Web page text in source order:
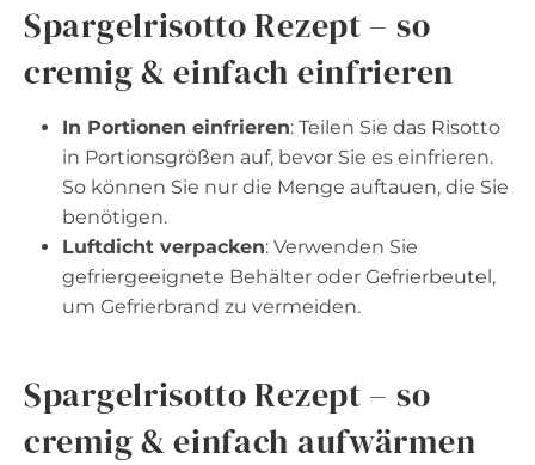
Spargelrisotto Rezept – so
cremig & einfach einfrieren
In Portionen einfrieren: Teilen Sie das Risotto
in Portionsgrößen auf, bevor Sie es einfrieren.
So können Sie nur die Menge auftauen, die Sie
benötigen.
Luftdicht verpacken: Verwenden Sie
gefriergeeignete Behälter oder Gefrierbeutel,
um Gefrierbrand zu vermeiden.
Spargelrisotto Rezept – so
cremig & einfach aufwärmen